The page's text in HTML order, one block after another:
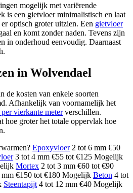
mogelijk met variërende
is een gietvloer minimalistisch en laat
optisch groter uitzien. Een gietvloer
en komt zonder naden. Tevens zijn
in onderhoud eenvoudig. Daarnaast
in Wolvendael
de kosten van enkele soorten
Afhankelijk van voornamelijk het
vierkante meterverschillen.
hoe groter het totale oppervlak hoe
Epoxyvloer2 tot 6 mm €50
3 tot 4 mm €55 tot €125 Mogelijk
Mortex 2 tot 3 mm €60 tot €90
mm €150 tot €180 Mogelijk Beton 4 tot
Steentapijt4 tot 12 mm €40 Mogelijk